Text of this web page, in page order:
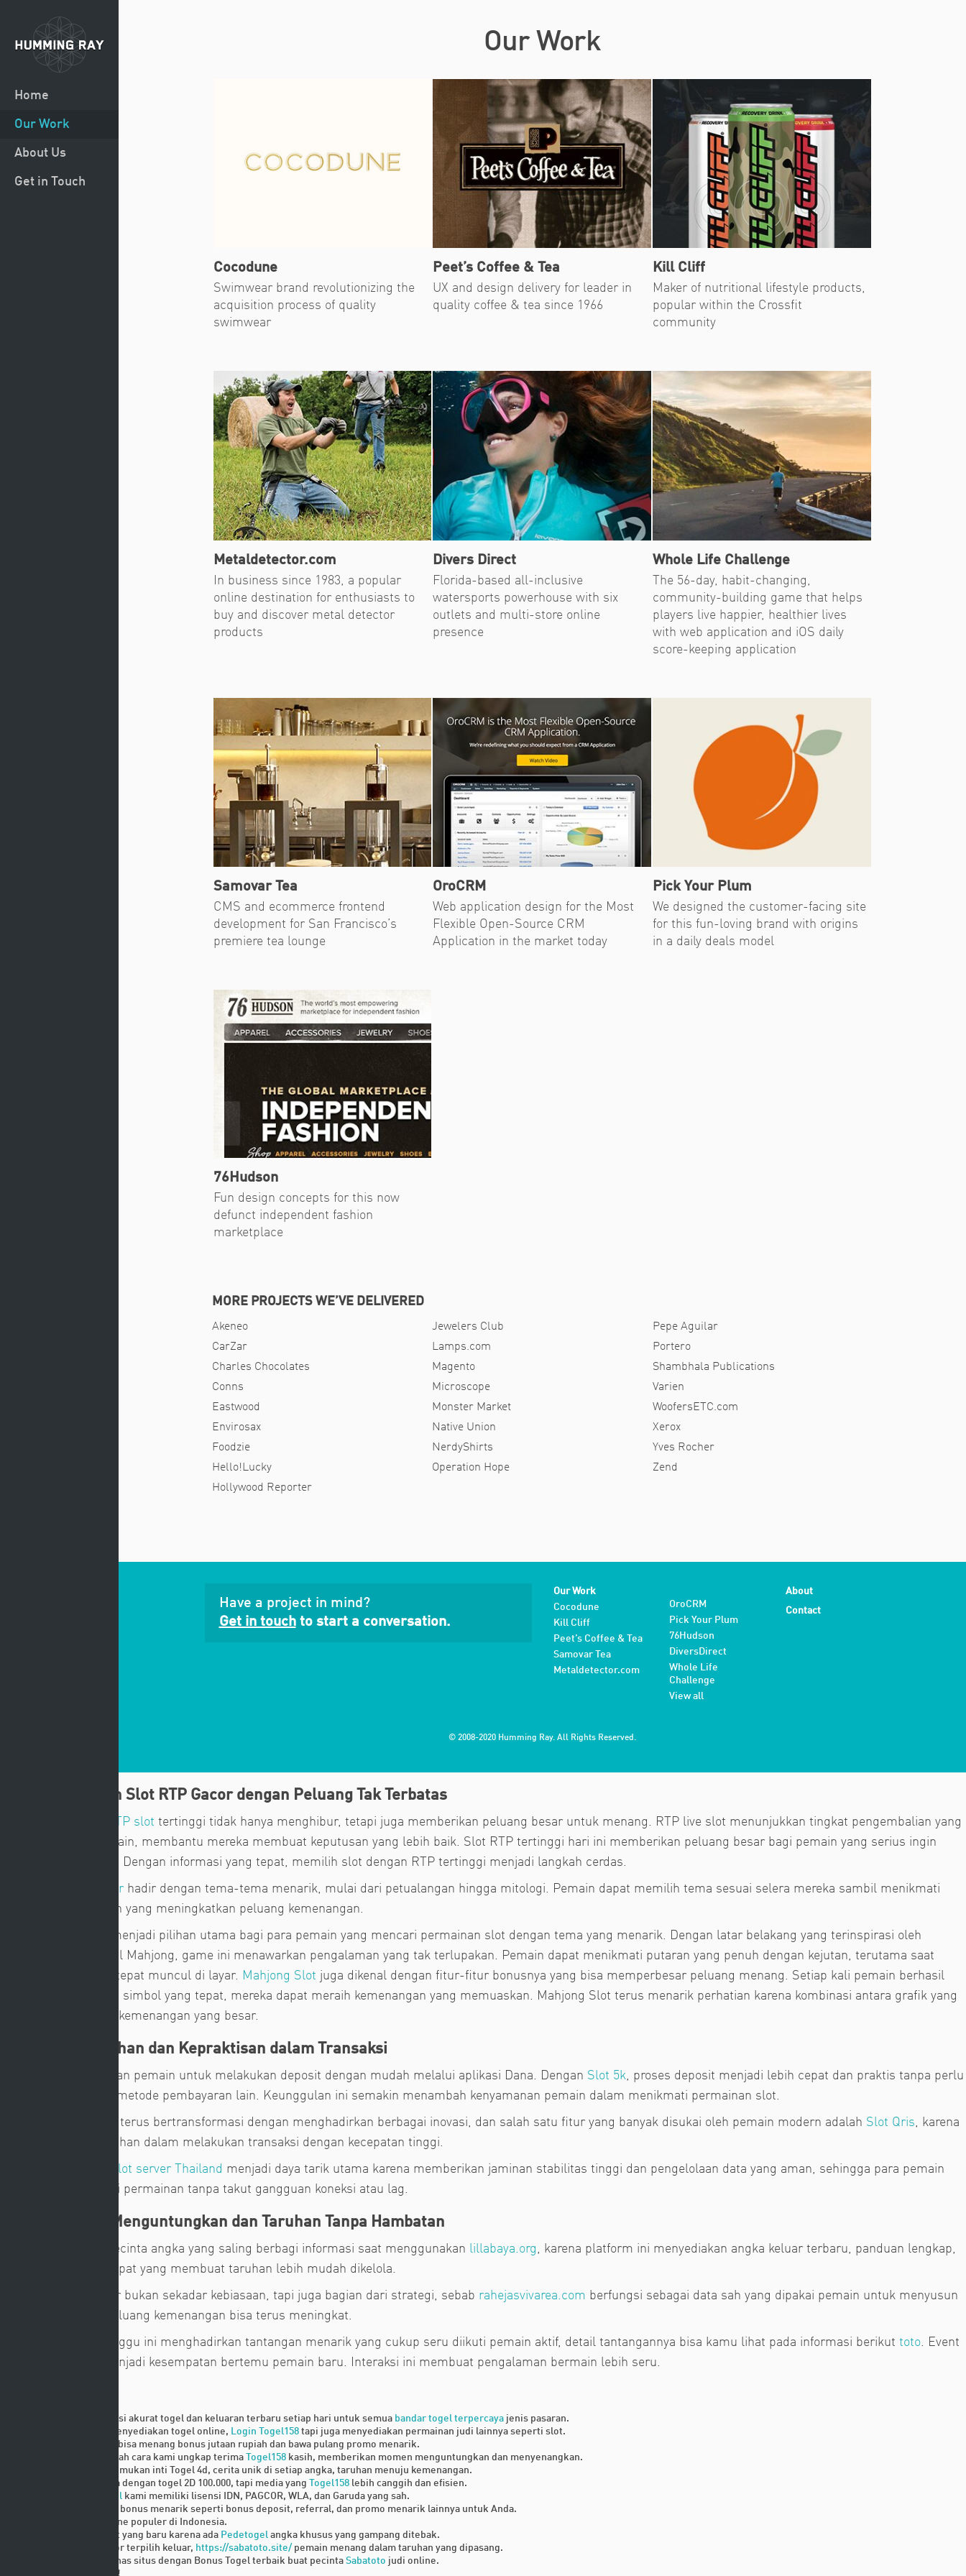
Home
Our Work
About Us
Get in Touch
Our Work
Cocodune
Swimwear brand revolutionizing the
acquisition process of quality
swimwear
Peet’s Coffee & Tea
UX and design delivery for leader in
quality coffee & tea since 1966
Kill Cliff
Maker of nutritional lifestyle products,
popular within the Crossfit
community
Metaldetector.com
In business since 1983, a popular
online destination for enthusiasts to
buy and discover metal detector
products
Divers Direct
Florida-based all-inclusive
watersports powerhouse with six
outlets and multi-store online
presence
Whole Life Challenge
The 56-day, habit-changing,
community-building game that helps
players live happier, healthier lives
with web application and iOS daily
score-keeping application
Samovar Tea
CMS and ecommerce frontend
development for San Francisco’s
premiere tea lounge
OroCRM
Web application design for the Most
Flexible Open-Source CRM
Application in the market today
Pick Your Plum
We designed the customer-facing site
for this fun-loving brand with origins
in a daily deals model
76Hudson
Fun design concepts for this now
defunct independent fashion
marketplace
MORE PROJECTS WE’VE DELIVERED
Akeneo
CarZar
Charles Chocolates
Conns
Eastwood
Envirosax
Foodzie
Hello!Lucky
Hollywood Reporter
Jewelers Club
Lamps.com
Magento
Microscope
Monster Market
Native Union
NerdyShirts
Operation Hope
Pepe Aguilar
Portero
Shambhala Publications
Varien
WoofersETC.com
Xerox
Yves Rocher
Zend
Have a project in mind?
Get in touchto start a conversation.
Our Work
Cocodune
Kill Cliff
Peet’s Coffee & Tea
Samovar Tea
Metaldetector.com
OroCRM
Pick Your Plum
76Hudson
DiversDirect
Whole Life
Challenge
View all
About
Contact
© 2008-2020 Humming Ray. All Rights Reserved.
Sensasi Bermain Slot RTP Gacor dengan Peluang Tak Terbatas
RTP slot tertinggi tidak hanya menghibur, tetapi juga memberikan peluang besar untuk menang. RTP live slot menunjukkan tingkat pengembalian yang
bisa diharapkan pemain, membantu mereka membuat keputusan yang lebih baik. Slot RTP tertinggi hari ini memberikan peluang besar bagi pemain yang serius ingin
menang lebih sering. Dengan informasi yang tepat, memilih slot dengan RTP tertinggi menjadi langkah cerdas.
Slot Gacor hadir dengan tema-tema menarik, mulai dari petualangan hingga mitologi. Pemain dapat memilih tema sesuai selera mereka sambil menikmati
fitur bonus melimpah yang meningkatkan peluang kemenangan.
Mahjong Slot terus menjadi pilihan utama bagi para pemain yang mencari permainan slot dengan tema yang menarik. Dengan latar belakang yang terinspirasi oleh
permainan tradisional Mahjong, game ini menawarkan pengalaman yang tak terlupakan. Pemain dapat menikmati putaran yang penuh dengan kejutan, terutama saat
simbol-simbol yang tepat muncul di layar. Mahjong Slot juga dikenal dengan fitur-fitur bonusnya yang bisa memperbesar peluang menang. Setiap kali pemain berhasil
menyusun kombinasi simbol yang tepat, mereka dapat meraih kemenangan yang memuaskan. Mahjong Slot terus menarik perhatian karena kombinasi antara grafik yang
menarik dan potensi kemenangan yang besar.
Slot 5k: Kemudahan dan Kepraktisan dalam Transaksi
Slot 5k memungkinkan pemain untuk melakukan deposit dengan mudah melalui aplikasi Dana. Dengan Slot 5k, proses deposit menjadi lebih cepat dan praktis tanpa perlu
repot menggunakan metode pembayaran lain. Keunggulan ini semakin menambah kenyamanan pemain dalam menikmati permainan slot.
Dunia hiburan online terus bertransformasi dengan menghadirkan berbagai inovasi, dan salah satu fitur yang banyak disukai oleh pemain modern adalah Slot Qris, karena
memberikan kemudahan dalam melakukan transaksi dengan kecepatan tinggi.
slot server Thailand menjadi daya tarik utama karena memberikan jaminan stabilitas tinggi dan pengelolaan data yang aman, sehingga para pemain
bisa fokus menikmati permainan tanpa takut gangguan koneksi atau lag.
Nikmati Bonus Menguntungkan dan Taruhan Tanpa Hambatan
Banyak komunitas pecinta angka yang saling berbagi informasi saat menggunakan lillabaya.org, karena platform ini menyediakan angka keluar terbaru, panduan lengkap,
dan opsi transaksi cepat yang membuat taruhan lebih mudah dikelola.
Menanti angka keluar bukan sekadar kebiasaan, tapi juga bagian dari strategi, sebab rahejasvivarea.com berfungsi sebagai data sah yang dipakai pemain untuk menyusun
prediksi baru agar peluang kemenangan bisa terus meningkat.
Event komunitas minggu ini menghadirkan tantangan menarik yang cukup seru diikuti pemain aktif, detail tantangannya bisa kamu lihat pada informasi berikut toto. Event
komunitas sering menjadi kesempatan bertemu pemain baru. Interaksi ini membuat pengalaman bermain lebih seru.
Menawarkan prediksi akurat togel dan keluaran terbaru setiap hari untuk semua bandar togel terpercaya jenis pasaran.
Kami tidak hanya menyediakan togel online, Login Togel158 tapi juga menyediakan permainan judi lainnya seperti slot.
bisa menang bonus jutaan rupiah dan bawa pulang promo menarik.
Promosi bonus adalah cara kami ungkap terima
Togel158 kasih, memberikan momen menguntungkan dan menyenangkan.
temukan inti Togel 4d, cerita unik di setiap angka, taruhan menuju kemenangan.
Permainannya sama dengan togel 2D 100.000, tapi media yang
Togel158 lebih canggih dan efisien.
Pedetogel kami memiliki lisensi IDN, PAGCOR, WLA, dan Garuda yang sah.
bonus menarik seperti bonus deposit, referral, dan promo menarik lainnya untuk Anda.
online populer di Indonesia.
Game ini bagus buat yang baru karena ada Pedetogel angka khusus yang gampang ditebak.
Apabila kedua nomor terpilih keluar, https://sabatoto.site/ pemain menang dalam taruhan yang dipasang.
Kali ini kita akan bahas situs dengan Bonus Togel terbaik buat pecinta Sabatoto judi online.